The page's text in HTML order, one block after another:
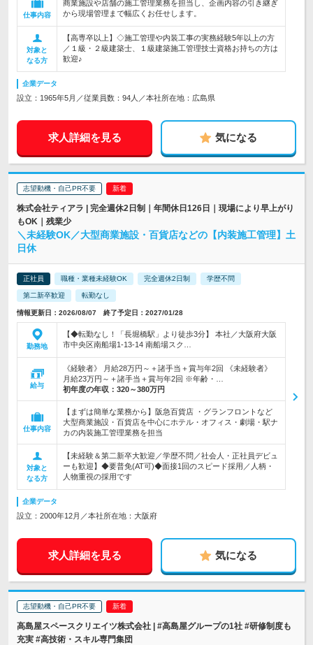
仕事内容
商業施設や店舗の施工管理業務を担当し、企画内容の引き継ぎ
から現場管理まで幅広くお任せします。
対象と
なる方
【高専卒以上】◇施工管理や内装工事の実務経験5年以上の方
／１級・２級建築士、１級建築施工管理技士資格お持ちの方は
歓迎♪
企業データ
設立：1965年5月／従業員数：94人／本社所在地：広島県
求人詳細を見る 気になる
志望動機・自己PR不要
株式会社ティアラ | 完全週休2日制｜年間休日126日｜現場により早上がり
もOK｜残業少
＼未経験OK／大型商業施設・百貨店などの【内装施工管理】土
日休
正社員 職種・業種未経験OK 完全週休2日制 学歴不問
第二新卒歓迎 転勤なし
情報更新日：2026/08/07 終了予定日：2027/01/28
勤務地
【◆転勤なし！「長堀橋駅」より徒歩3分】 本社／大阪府大阪
市中央区南船場1-13-14 南船場スク…
給与
《経験者》 月給28万円～＋諸手当＋賞与年2回 《未経験者》
月給23万円～＋諸手当＋賞与年2回 ※年齢・…
初年度の年収： 320～380万円
仕事内容
【まずは簡単な業務から】阪急百貨店 ・グランフロントなど
大型商業施設・百貨店を中心にホテル・オフィス・劇場・駅ナ
カの内装施工管理業務を担当
対象と
なる方
【未経験＆第二新卒大歓迎／学歴不問／社会人・正社員デビュ
ーも歓迎】◆要普免(AT可)◆面接1回のスピード採用／人柄・
人物重視の採用です
企業データ
設立：2000年12月／本社所在地：大阪府
求人詳細を見る 気になる
志望動機・自己PR不要
高島屋スペースクリエイツ株式会社 | #高島屋グループの1社 #研修制度も
充実 #高技術・スキル専門集団